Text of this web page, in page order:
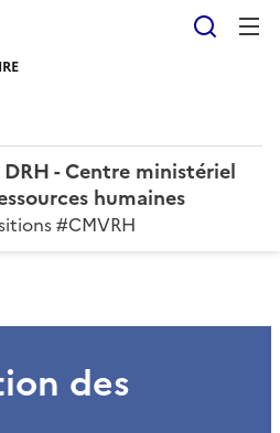
- Centre ministériel
humaines
#CMVRH
des